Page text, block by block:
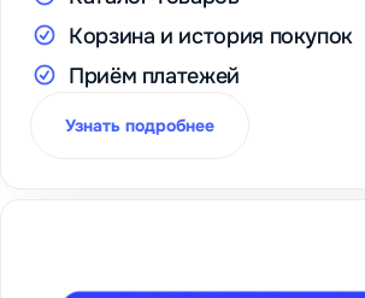
Корзина и история покупок
Приём платежей
Узнать подробнее